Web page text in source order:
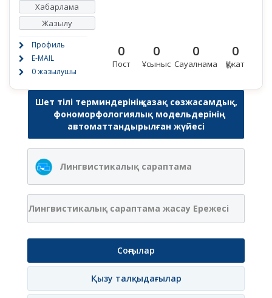
Хабарлама
Жазылу
Профиль
E-MAIL
0 жазылушы
0
Пост
0
Ұсыныс
0
Сауалнама
0
Құжат
Шет тілі терминдерінің қазақ сөзжасамдық,
фономорфологиялық модельдерінің
автоматтандырылған жүйесі
Лингвистикалық сараптама
Лингвистикалық сараптама жасау Ережесі
Соңғылар
Қызу талқыдағылар